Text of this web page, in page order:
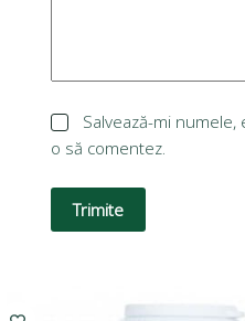
Salvează-mi
o să comentez.
Trimite